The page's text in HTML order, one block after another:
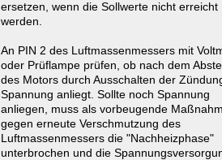
ersetzen, wenn die Sollwerte nicht erreicht
werden.
An PIN 2 des Luftmassenmessers mit
oder Prüflampe prüfen, ob nach dem
des Motors durch Ausschalten der
Spannung anliegt. Sollte noch Spannung
anliegen, muss als vorbeugende
gegen erneute Verschmutzung des
Luftmassenmessers die "Nachheizphase"
unterbrochen und die